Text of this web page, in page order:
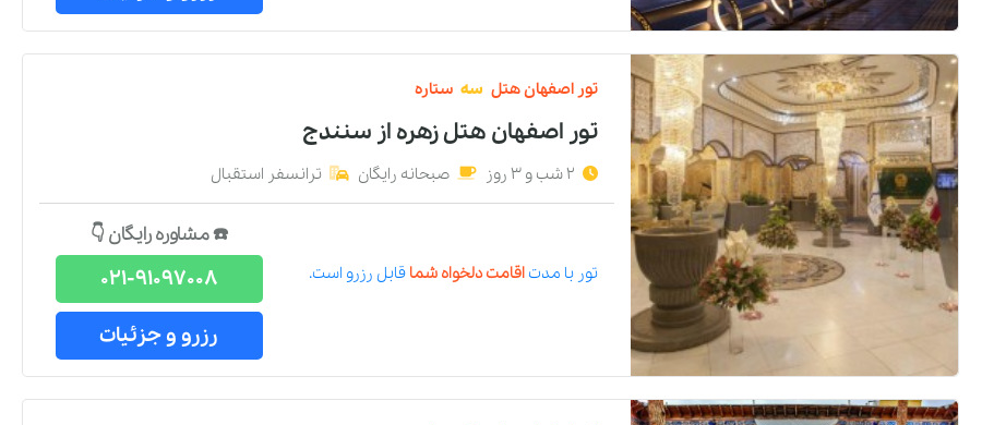
تور اصفهانهتل سه ستاره
تور اصفهان هتل زهره از سنندج
2 شب و 3 روز صبحانه رایگان ترانسفر استقبال
تور با مدتاقامت دلخواه شما قابل رزرو است.
☎️ مشاوره رایگان 👇
021-91097008
رزرو و جزئیات